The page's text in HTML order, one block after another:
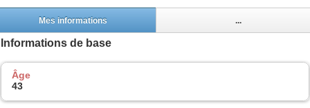
Mes informations ...
Informations de base
Âge
43